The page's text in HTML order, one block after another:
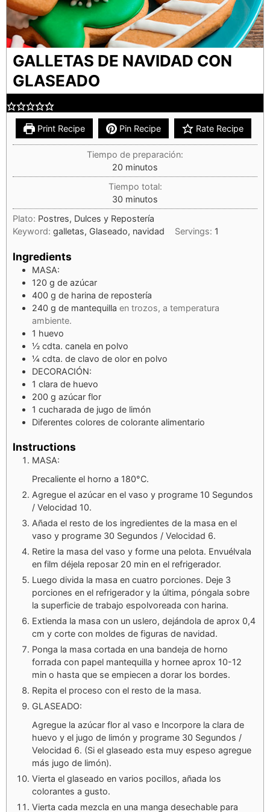
GALLETAS DE NAVIDAD CON
GLASEADO
Print Recipe Pin Recipe Rate Recipe
Tiempo de preparación:
20 minutos
Tiempo total:
30 minutos
Plato: Postres, Dulces y Repostería
Keyword: galletas, Glaseado, navidad Servings: 1
Ingredients
MASA:
120 g de azúcar
400 g de harina de repostería
240 g de mantequilla en trozos, a temperatura
ambiente.
1 huevo
½ cdta. canela en polvo
¼ cdta. de clavo de olor en polvo
DECORACIÓN:
1 clara de huevo
200 g azúcar flor
1 cucharada de jugo de limón
Diferentes colores de colorante alimentario
Instructions
MASA:
Precaliente el horno a 180°C.
Agregue el azúcar en el vaso y programe 10 Segundos
/ Velocidad 10.
Añada el resto de los ingredientes de la masa en el
vaso y programe 30 Segundos / Velocidad 6.
Retire la masa del vaso y forme una pelota. Envuélvala
en film déjela reposar 20 min en el refrigerador.
Luego divida la masa en cuatro porciones. Deje 3
porciones en el refrigerador y la última, póngala sobre
la superficie de trabajo espolvoreada con harina.
Extienda la masa con un uslero, dejándola de aprox 0,4
cm y corte con moldes de figuras de navidad.
Ponga la masa cortada en una bandeja de horno
forrada con papel mantequilla y hornee aprox 10-12
min o hasta que se empiecen a dorar los bordes.
Repita el proceso con el resto de la masa.
GLASEADO:
Agregue la azúcar flor al vaso e Incorpore la clara de
huevo y el jugo de limón y programe 30 Segundos /
Velocidad 6. (Si el glaseado esta muy espeso agregue
más jugo de limón).
Vierta el glaseado en varios pocillos, añada los
colorantes a gusto.
Vierta cada mezcla en una manga desechable para